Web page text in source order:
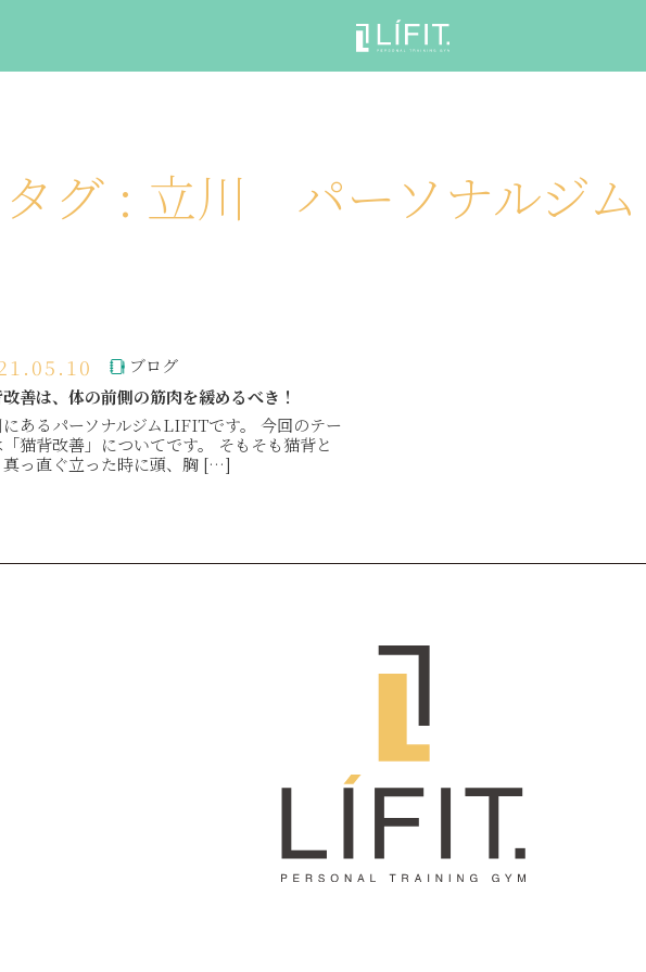
タグ : 立川 パーソナルジ
ブログ
善は、体の前側の筋肉を緩めるべき！
にあるパーソナルジムLIFITです。 今回のテー
猫背改善」についてです。 そもそも猫背と
真っ直ぐ立った時に頭、胸 […]